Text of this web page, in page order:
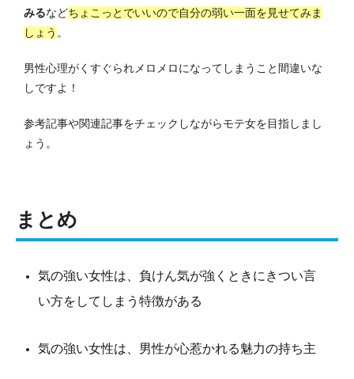
みるなどちょこっとでいいので自分の弱い一面を見せてみま
しょう 。
男性心理がくすぐられメロメロになってしまうこと間違いな
しですよ！
参考記事や関連記事をチェックしながらモテ女を目指しまし
ょう。
まとめ
気の強い女性は、負けん気が強くときにきつい言
い方をしてしまう特徴がある
気の強い女性は、男性が心惹かれる魅力の持ち主